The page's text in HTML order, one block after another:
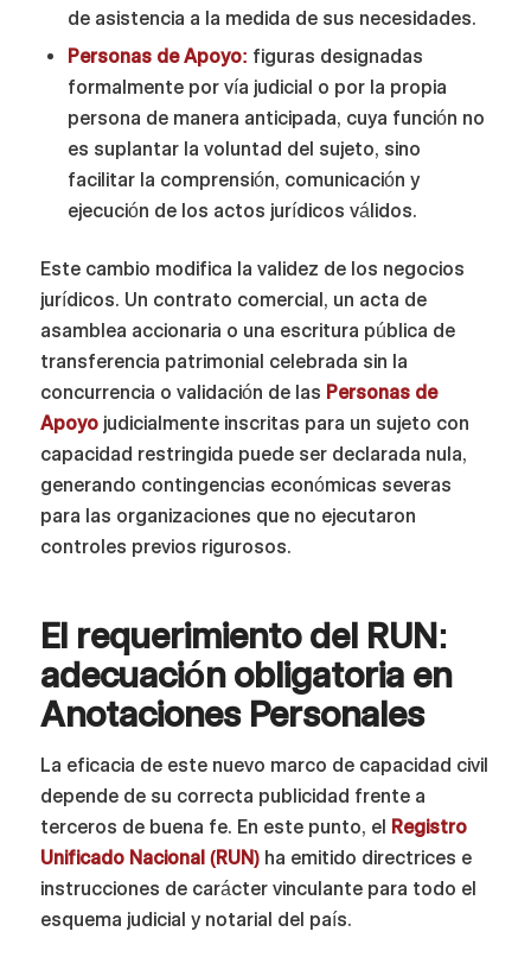
de asistencia a la medida de sus necesidades.
Personas de Apoyo: figuras designadas
formalmente por vía judicial o por la propia
persona de manera anticipada, cuya función no
es suplantar la voluntad del sujeto, sino
facilitar la comprensión, comunicación y
ejecución de los actos jurídicos válidos.
Este cambio modifica la validez de los negocios
jurídicos. Un contrato comercial, un acta de
asamblea accionaria o una escritura pública de
transferencia patrimonial celebrada sin la
concurrencia o validación de las Personas de
Apoyojudicialmente inscritas para un sujeto con
capacidad restringida puede ser declarada nula,
generando contingencias económicas severas
para las organizaciones que no ejecutaron
controles previos rigurosos.
El requerimiento del RUN:
adecuación obligatoria en
Anotaciones Personales
La eficacia de este nuevo marco de capacidad civil
depende de su correcta publicidad frente a
terceros de buena fe. En este punto, el Registro
Unificado Nacional (RUN)ha emitido directrices e
instrucciones de carácter vinculante para todo el
esquema judicial y notarial del país.